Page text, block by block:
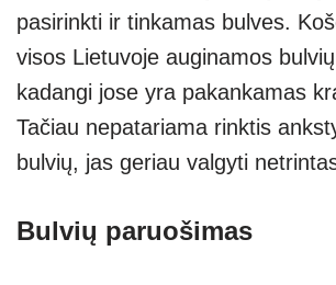
pasirinkti ir tinkamas bulves.
visos Lietuvoje auginamos
kadangi jose yra pakankamas
Tačiau nepatariama rinktis
bulvių, jas geriau valgyti
Bulvių paruošimas